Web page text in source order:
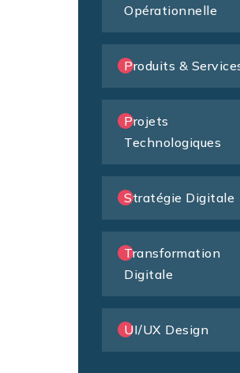
Opérationnelle
Produits &
Projets
Technologiques
Stratégie Digitale
Transformation
Digitale
UI/UX Design